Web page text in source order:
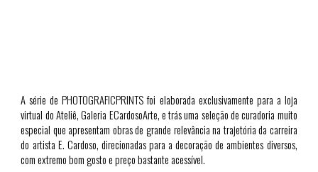
A série de PHOTOGRAFICPRINTS foi elaborada exclusivamente para a loja
virtual do Ateliê, Galeria ECardosoArte, e trás uma seleção de curadoria muito
especial que apresentam obras de grande relevância na trajetória da carreira
do artista E. Cardoso, direcionadas para a decoração de ambientes diversos,
com extremo bom gosto e preço bastante acessível.